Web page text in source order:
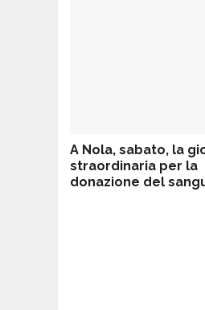
A Nola, sabato, la
straordinaria per la
donazione del